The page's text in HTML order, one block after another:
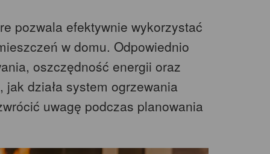
pozwala efektywnie wykorzystać
w domu. Odpowiednio
oszczędność energii oraz
działa system ogrzewania
uwagę podczas planowania